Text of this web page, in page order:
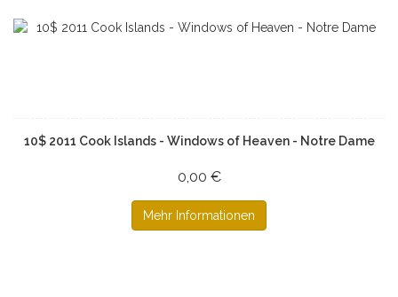
10$ 2011 Cook Islands - Windows of Heaven - Notre Dame
0,00 €
Mehr Informationen